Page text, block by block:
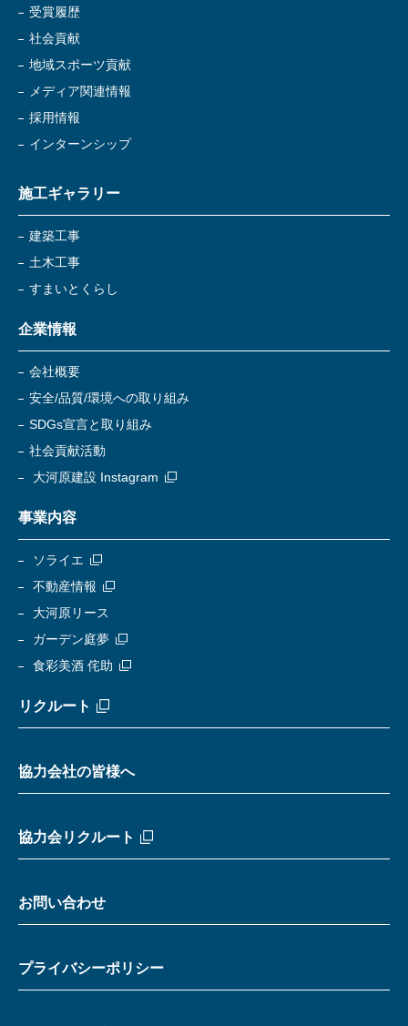
受賞履歴
社会貢献
地域スポーツ貢献
メディア関連情報
採用情報
インターンシップ
施工ギャラリー
建築工事
土木工事
すまいとくらし
企業情報
会社概要
安全/品質/環境への取り組み
SDGs宣言と取り組み
社会貢献活動
大河原建設 Instagram
事業内容
ソライエ
不動産情報
大河原リース
ガーデン庭夢
食彩美酒 侘助
リクルート
協力会社の皆様へ
協力会リクルート
お問い合わせ
プライバシーポリシー